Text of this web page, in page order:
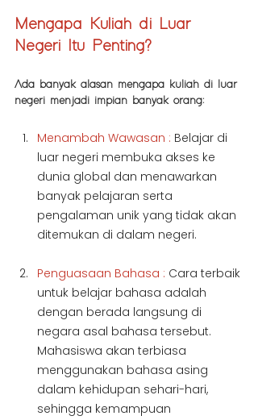
Mengapa Kuliah di Luar
Negeri Itu Penting?
Ada banyak alasan mengapa kuliah di luar
negeri menjadi impian banyak orang:
Menambah Wawasan : Belajar di
luar negeri membuka akses ke
dunia global dan menawarkan
banyak pelajaran serta
pengalaman unik yang tidak akan
ditemukan di dalam negeri.
Penguasaan Bahasa : Cara terbaik
untuk belajar bahasa adalah
dengan berada langsung di
negara asal bahasa tersebut.
Mahasiswa akan terbiasa
menggunakan bahasa asing
dalam kehidupan sehari-hari,
sehingga kemampuan